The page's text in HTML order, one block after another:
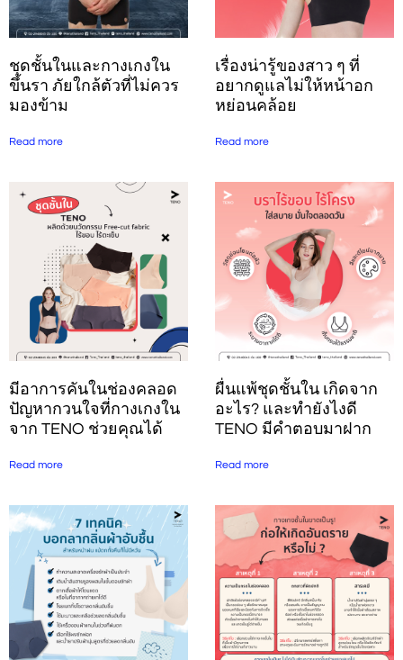
ชุดชั้นในและกางเกงใน
ขึ้นรา ภัยใกล้ตัวที่ไม่ควร
มองข้าม
Read more
เรื่องน่ารู้ของสาว ๆ ที่
อยากดูแลไม่ให้หน้าอก
หย่อนคล้อย
Read more
มีอาการคันในช่องคลอด
ปัญหากวนใจที่กางเกงใน
จาก TENO ช่วยคุณได้
Read more
ผื่นแพ้ชุดชั้นใน เกิดจาก
อะไร? และทำยังไงดี
TENO มีคำตอบมาฝาก
Read more